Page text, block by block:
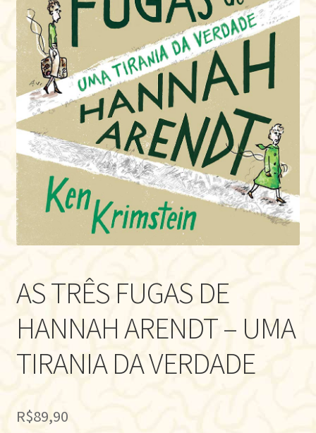
AS TRÊS FUGAS DE
HANNAH ARENDT – UMA
TIRANIA DA VERDADE
R$89,90